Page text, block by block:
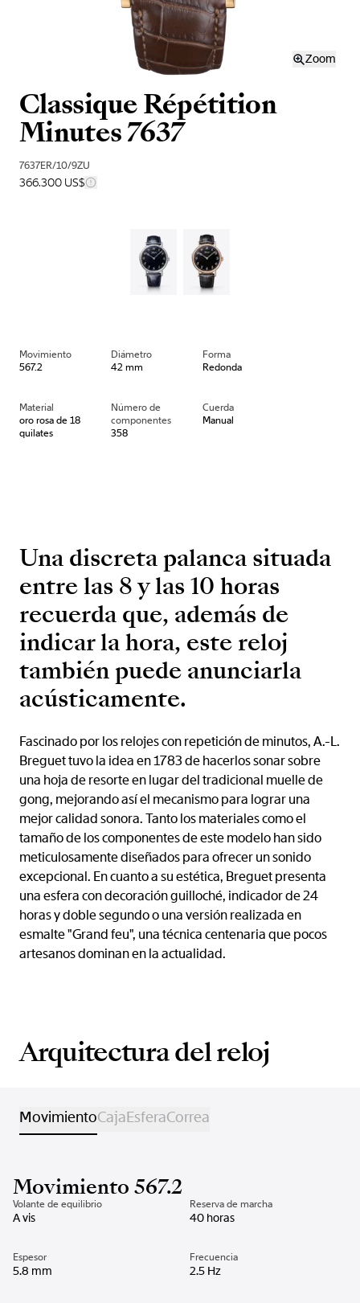
Zoom
Classique Répétition
Minutes 7637
7637ER/10/9ZU
366.300 US$
Movimiento
567.2
Diámetro
42 mm
Forma
Redonda
Material
oro rosa de 18
quilates
Número de
componentes
358
Cuerda
Manual
Una discreta palanca situada
entre las 8 y las 10 horas
recuerda que, además de
indicar la hora, este reloj
también puede anunciarla
acústicamente.
Fascinado por los relojes con repetición de minutos, A.-L.
Breguet tuvo la idea en 1783 de hacerlos sonar sobre
una hoja de resorte en lugar del tradicional muelle de
gong, mejorando así el mecanismo para lograr una
mejor calidad sonora. Tanto los materiales como el
tamaño de los componentes de este modelo han sido
meticulosamente diseñados para ofrecer un sonido
excepcional. En cuanto a su estética, Breguet presenta
una esfera con decoración guilloché, indicador de 24
horas y doble segundo o una versión realizada en
esmalte "Grand feu", una técnica centenaria que pocos
artesanos dominan en la actualidad.
Arquitectura del reloj
MovimientoCajaEsferaCorrea
Movimiento 567.2
Volante de equilibrio
A vis
Reserva de marcha
40 horas
Espesor
5.8 mm
Frecuencia
2.5 Hz